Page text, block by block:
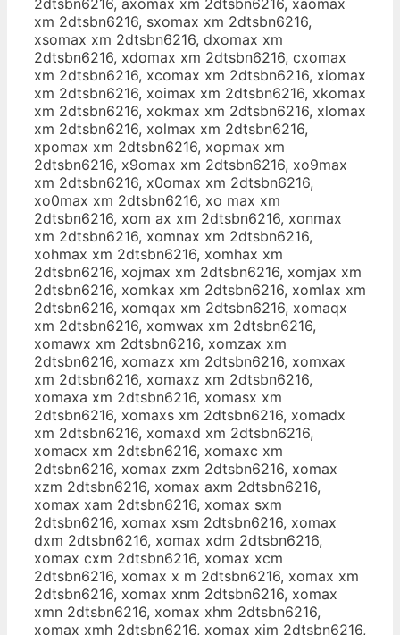
xm 2dtsbn6216, sxomax xm 2dtsbn6216,
xsomax xm 2dtsbn6216, dxomax xm
2dtsbn6216, xdomax xm 2dtsbn6216, cxomax
xm 2dtsbn6216, xcomax xm 2dtsbn6216, xiomax
xm 2dtsbn6216, xoimax xm 2dtsbn6216, xkomax
xm 2dtsbn6216, xokmax xm 2dtsbn6216, xlomax
xm 2dtsbn6216, xolmax xm 2dtsbn6216,
xpomax xm 2dtsbn6216, xopmax xm
2dtsbn6216, x9omax xm 2dtsbn6216, xo9max
xm 2dtsbn6216, x0omax xm 2dtsbn6216,
xo0max xm 2dtsbn6216, xo max xm
2dtsbn6216, xom ax xm 2dtsbn6216, xonmax
xm 2dtsbn6216, xomnax xm 2dtsbn6216,
xohmax xm 2dtsbn6216, xomhax xm
2dtsbn6216, xojmax xm 2dtsbn6216, xomjax xm
2dtsbn6216, xomkax xm 2dtsbn6216, xomlax xm
2dtsbn6216, xomqax xm 2dtsbn6216, xomaqx
xm 2dtsbn6216, xomwax xm 2dtsbn6216,
xomawx xm 2dtsbn6216, xomzax xm
2dtsbn6216, xomazx xm 2dtsbn6216, xomxax
xm 2dtsbn6216, xomaxz xm 2dtsbn6216,
xomaxa xm 2dtsbn6216, xomasx xm
2dtsbn6216, xomaxs xm 2dtsbn6216, xomadx
xm 2dtsbn6216, xomaxd xm 2dtsbn6216,
xomacx xm 2dtsbn6216, xomaxc xm
2dtsbn6216, xomax zxm 2dtsbn6216, xomax
xzm 2dtsbn6216, xomax axm 2dtsbn6216,
xomax xam 2dtsbn6216, xomax sxm
2dtsbn6216, xomax xsm 2dtsbn6216, xomax
dxm 2dtsbn6216, xomax xdm 2dtsbn6216,
xomax cxm 2dtsbn6216, xomax xcm
2dtsbn6216, xomax x m 2dtsbn6216, xomax xm
2dtsbn6216, xomax xnm 2dtsbn6216, xomax
xmn 2dtsbn6216, xomax xhm 2dtsbn6216,
xomax xmh 2dtsbn6216, xomax xjm 2dtsbn6216,